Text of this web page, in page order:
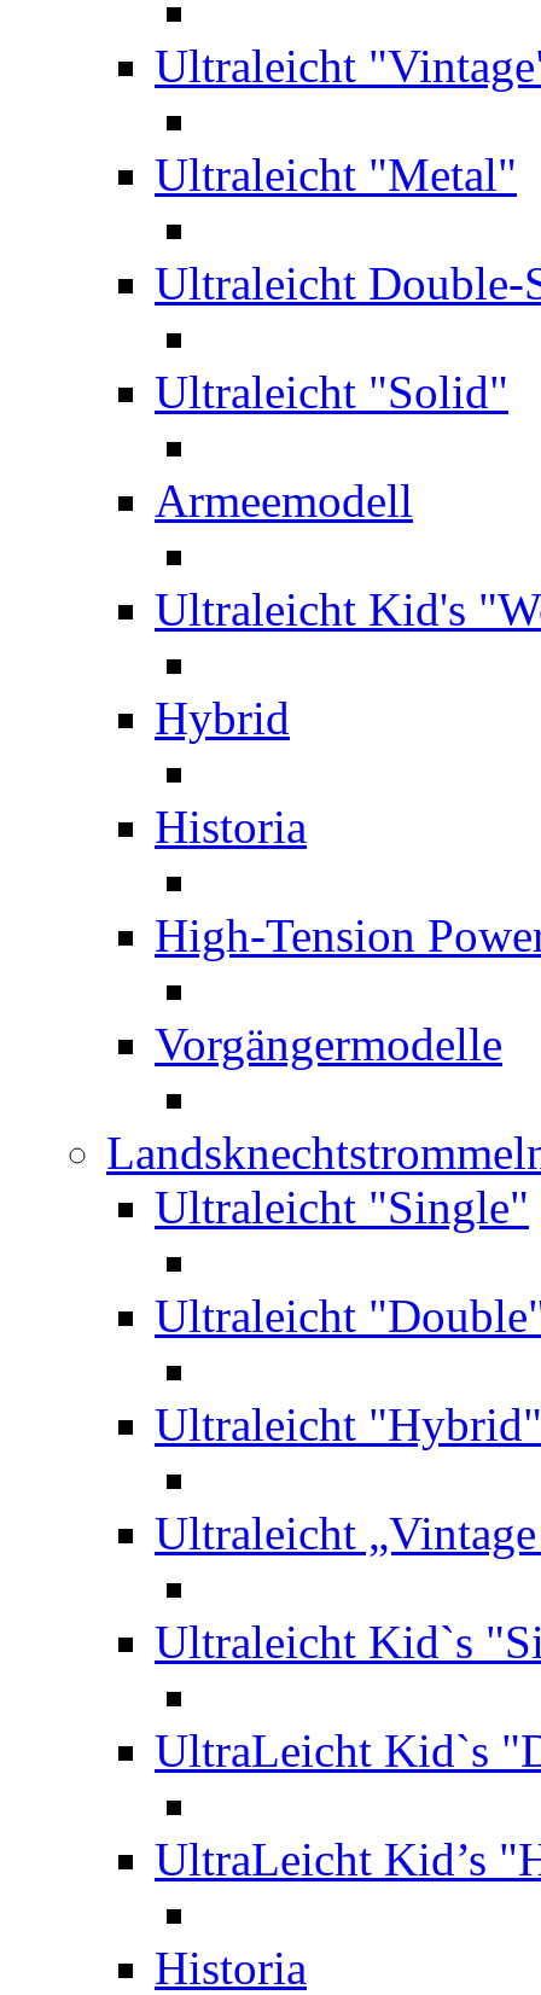
Ultraleicht
Ultraleicht "Metal"
Ultraleicht Double-
Ultraleicht "Solid"
Armeemodell
Ultraleicht Kid's
Hybrid
Historia
High-Tension
Vorgängermodelle
Ultraleicht "Single"
Ultraleicht
Ultraleicht "Hybrid"
Ultraleicht
Ultraleicht Kid`s
UltraLeicht Kid`s
UltraLeicht Kid’s
Historia